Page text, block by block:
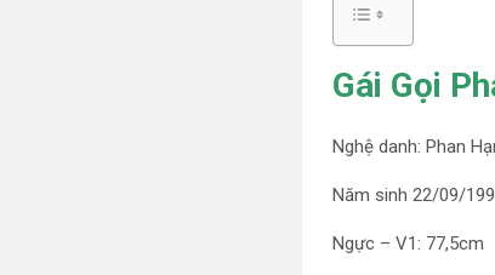
Gái Gọi
Nghệ danh: Phan
Năm sinh 22/09/
Ngực – V1: 77,5cm